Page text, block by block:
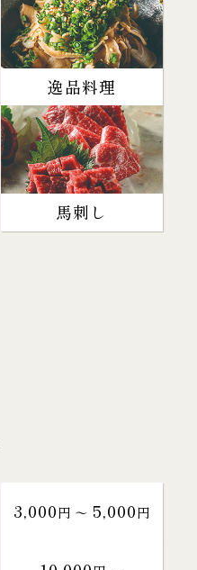
逸品料理
馬刺し
3,000円 〜 5,000円